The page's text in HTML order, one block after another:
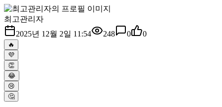
최고관리자
2025년 12월 2일 11:54
248 0 0
🔥
💜
👏
😂
😢
🤔